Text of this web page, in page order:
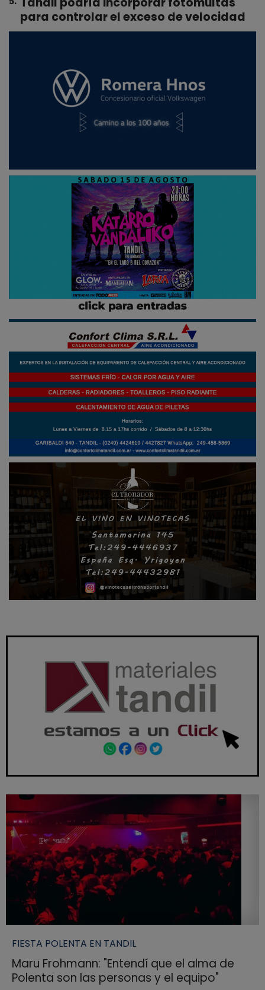
para controlar el exceso de velocidad
FIESTA POLENTA EN TANDIL
Maru Frohmann: "Entendí que el alma de
Polenta son las personas y el equipo"